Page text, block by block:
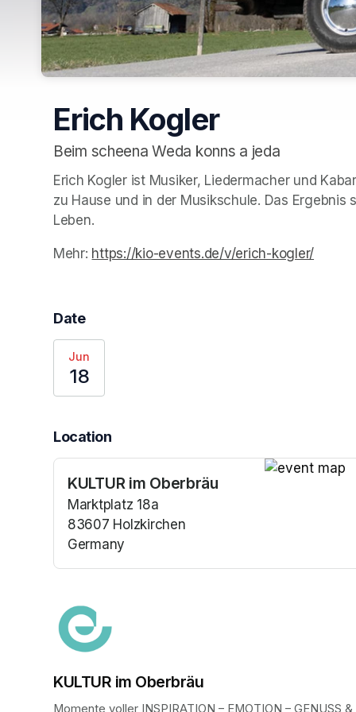
Erich Kogler
Beim scheena Weda konns a jeda
Erich Kogler ist Musiker, Liedermacher und
zu Hause und in der Musikschule. Das
Leben.
Mehr: https://kio-events.de/v/erich-kogler/
Date
Jun
18
Location
KULTUR im Oberbräu
Marktplatz 18a
83607 Holzkirchen
Germany
(opens in a new tab)
KULTUR im Oberbräu
Momente voller INSPIRATION – EMOTION – GENUSS &